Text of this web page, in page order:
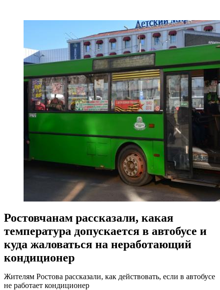
Ростовчанам рассказали, какая
температура допускается в автобусе и
куда жаловаться на неработающий
кондиционер
Жителям Ростова рассказали, как действовать, если в автобусе
не работает кондиционер